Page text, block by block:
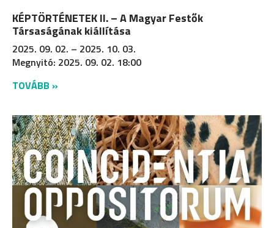
KÉPTÖRTÉNETEK II. – A Magyar Festők
Társaságának kiállítása
2025. 09. 02. – 2025. 10. 03.
Megnyitó: 2025. 09. 02. 18:00
TOVÁBB »